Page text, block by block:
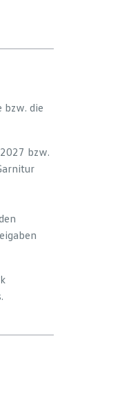
bzw. die
bzw.